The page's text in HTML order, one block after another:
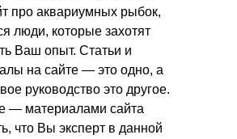
про аквариумных рыбок,
люди, которые захотят
Ваш опыт. Статьи и
на сайте — это одно, а
руководство это другое.
— материалами сайта
что Вы эксперт в данной